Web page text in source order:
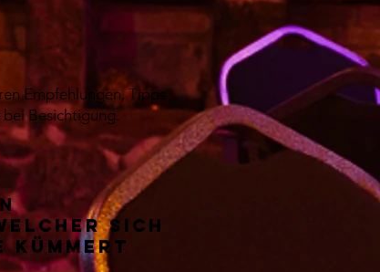
Empfehlungen, Tipps
Besichtigung.
sich
kümmert